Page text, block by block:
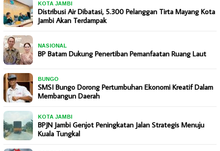
KOTA JAMBI
Distribusi Air Dibatasi, 5.300 Pelanggan Tirta Mayang Kota
Jambi Akan Terdampak
NASIONAL
BP Batam Dukung Penertiban Pemanfaatan Ruang Laut
BUNGO
SMSI Bungo Dorong Pertumbuhan Ekonomi Kreatif Dalam
Membangun Daerah
KOTA JAMBI
BPJN Jambi Genjot Peningkatan Jalan Strategis Menuju
Kuala Tungkal